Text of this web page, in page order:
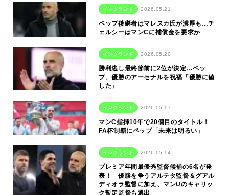
イングランド 2026.05.21
ペップ後継者はマレスカ氏が濃厚も…チ
ェルシーはマンCに補償金を要求か
イングランド 2026.05.20
勝利逃し最終節前に2位が決定…ペッ
プ、優勝のアーセナルを祝福「優勝に値
した」
イングランド 2026.05.17
マンC指揮10年で20個目のタイトル！
FA杯制覇にペップ「未来は明るい」
イングランド 2026.05.14
プレミア年間最優秀監督候補の6名が発
表！ 優勝を争うアルテタ監督＆グアル
ディオラ監督に加え、マンUのキャリッ
ク暫定監督も選出